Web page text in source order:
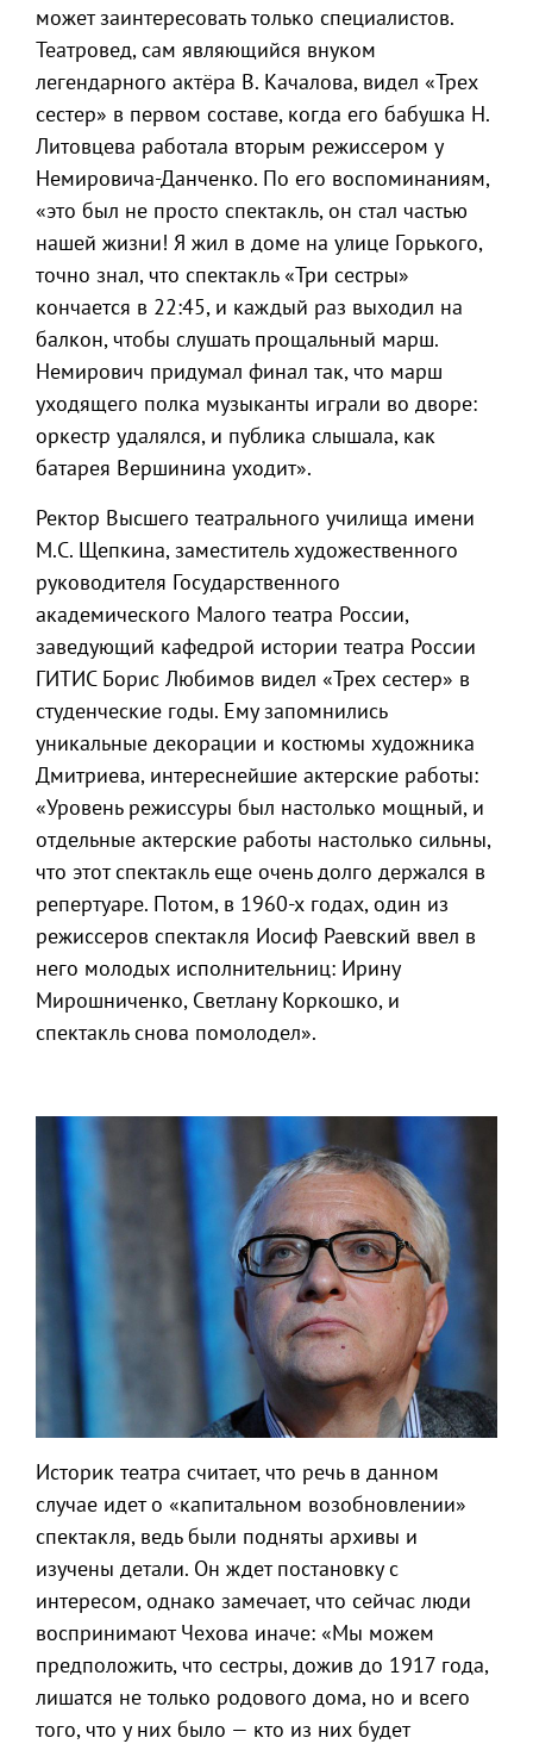
может заинтересовать только специалистов.
Театровед, сам являющийся внуком
легендарного актёра В. Качалова, видел «Трех
сестер» в первом составе, когда его бабушка Н.
Литовцева работала вторым режиссером у
Немировича-Данченко. По его воспоминаниям,
«это был не просто спектакль, он стал частью
нашей жизни! Я жил в доме на улице Горького,
точно знал, что спектакль «Три сестры»
кончается в 22:45, и каждый раз выходил на
балкон, чтобы слушать прощальный марш.
Немирович придумал финал так, что марш
уходящего полка музыканты играли во дворе:
оркестр удалялся, и публика слышала, как
батарея Вершинина уходит».
Ректор Высшего театрального училища имени
М.С. Щепкина, заместитель художественного
руководителя Государственного
академического Малого театра России,
заведующий кафедрой истории театра России
ГИТИС Борис Любимов видел «Трех сестер» в
студенческие годы. Ему запомнились
уникальные декорации и костюмы художника
Дмитриева, интереснейшие актерские работы:
«Уровень режиссуры был настолько мощный, и
отдельные актерские работы настолько сильны,
что этот спектакль еще очень долго держался в
репертуаре. Потом, в 1960-х годах, один из
режиссеров спектакля Иосиф Раевский ввел в
него молодых исполнительниц: Ирину
Мирошниченко, Светлану Коркошко, и
спектакль снова помолодел».
Историк театра считает, что речь в данном
случае идет о «капитальном возобновлении»
спектакля, ведь были подняты архивы и
изучены детали. Он ждет постановку с
интересом, однако замечает, что сейчас люди
воспринимают Чехова иначе: «Мы можем
предположить, что сестры, дожив до 1917 года,
лишатся не только родового дома, но и всего
того, что у них было — кто из них будет